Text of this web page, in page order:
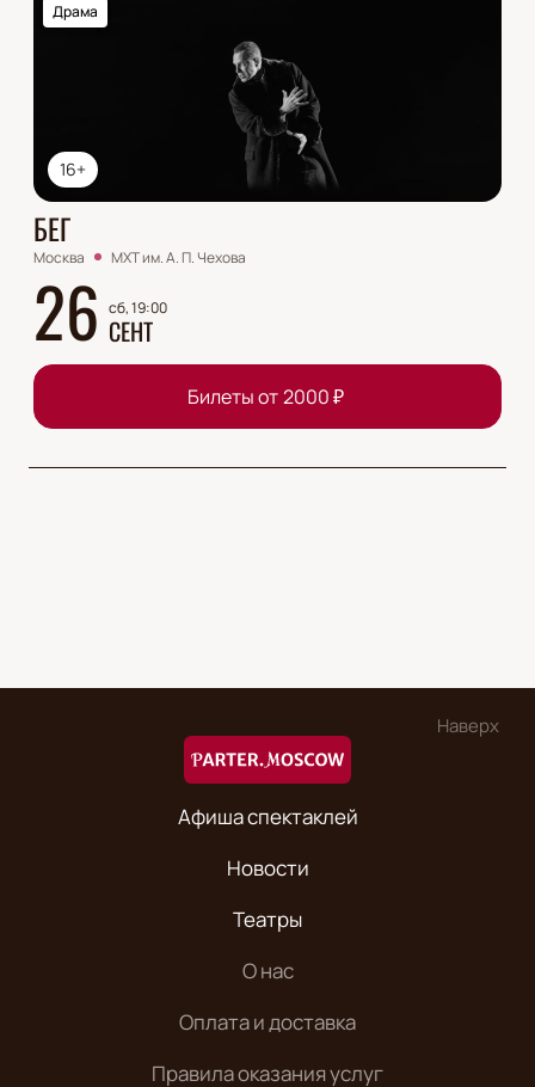
16+
Драма
БЕГ
Москва МХТ им. А. П. Чехова
26 сб, 19:00
СЕНТ
Билеты от 2000₽
Наверх
Афиша спектаклей
Новости
Театры
О нас
Оплата и доставка
Правила оказания услуг